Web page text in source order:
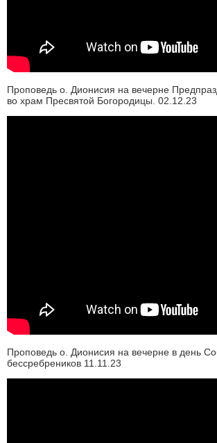
Проповедь о. Дионисия на вечерне
во храм Пресвятой Богородицы. 02.12.23
Проповедь о. Дионисия на вечерне в день
бессребреников 11.11.23